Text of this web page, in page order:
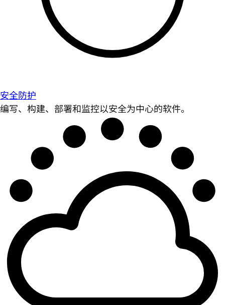
安全防护
编写、构建、部署和监控以安全为中心的软件。